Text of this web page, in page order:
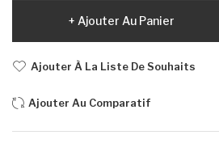
Ajouter Au Panier
Ajouter À La Liste De Souhaits
Ajouter Au Comparatif